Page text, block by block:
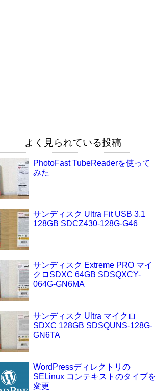
よく見られている投稿
PhotoFast TubeReaderを使って
みた
サンディスク Ultra Fit USB 3.1
128GB SDCZ430-128G-G46
サンディスク Extreme PRO マイ
クロSDXC 64GB SDSQXCY-
064G-GN6MA
サンディスク Ultra マイクロ
SDXC 128GB SDSQUNS-128G-
GN6TA
WordPressディレクトリの
SELinux コンテキストのタイプを
変更